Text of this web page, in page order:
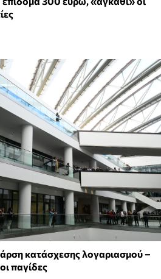
κατάσχεσης λογαριασμού –
παγίδες